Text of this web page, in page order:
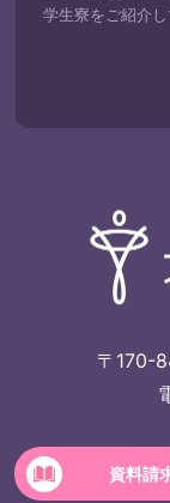
学生寮をご紹介し
〒170-
資料請